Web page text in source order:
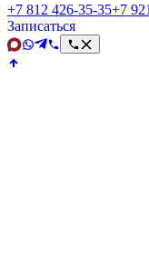
+7 812 426‑35‑35+7
Записаться